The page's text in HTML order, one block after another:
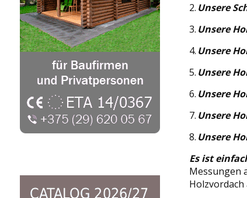
2. Unsere
3. Unsere
4. Unsere
5. Unsere
6. Unsere
7. Unsere
8. Unsere
Es ist
Messungen